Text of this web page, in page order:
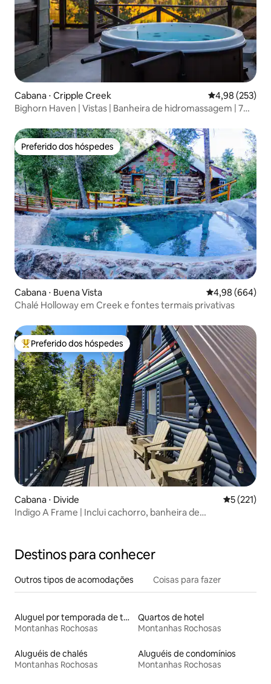
Cabana ⋅ Cripple Creek 4,98 de uma
4,98 (253)
Bighorn Haven | Vistas | Banheira de hidromassagem | 7
Preferido dos hóspedes
Preferido dos hóspedes
Cabana ⋅ Buena Vista 4,98 de uma
4,98 (664)
Chalé Holloway em Creek e fontes termais privativas
Entre os melhores preferidos dos hóspedes
Preferido dos hóspedes
Cabana ⋅ Divide 5 de uma
5 (221)
Indigo A Frame | Inclui cachorro, banheira de
Destinos para conhecer
Outros tipos de acomodações Coisas para fazer
Aluguel por temporada de tendas tipi
Montanhas Rochosas
Quartos de hotel
Montanhas Rochosas
Aluguéis de chalés
Montanhas Rochosas
Aluguéis de condomínios
Montanhas Rochosas